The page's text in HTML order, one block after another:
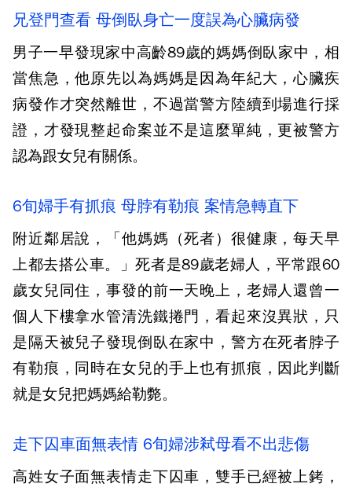
兄登門查看 母倒臥身亡一度誤為心臟病發
男子一早發現家中高齡89歲的媽媽倒臥家中，相
當焦急，他原先以為媽媽是因為年紀大，心臟疾
病發作才突然離世，不過當警方陸續到場進行採
證，才發現整起命案並不是這麼單純，更被警方
認為跟女兒有關係。
6旬婦手有抓痕 母脖有勒痕 案情急轉直下
附近鄰居說，「他媽媽（死者）很健康，每天早
上都去搭公車。」死者是89歲老婦人，平常跟60
歲女兒同住，事發的前一天晚上，老婦人還曾一
個人下樓拿水管清洗鐵捲門，看起來沒異狀，只
是隔天被兒子發現倒臥在家中，警方在死者脖子
有勒痕，同時在女兒的手上也有抓痕，因此判斷
就是女兒把媽媽給勒斃。
走下囚車面無表情 6旬婦涉弒母看不出悲傷
高姓女子面無表情走下囚車，雙手已經被上銬，